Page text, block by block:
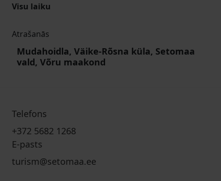
Visu laiku
Atrašanās
Mudahoidla, Väike-Rõsna küla, Setomaa
vald, Võru maakond
Telefons
+372 5682 1268
E-pasts
turism@setomaa.ee